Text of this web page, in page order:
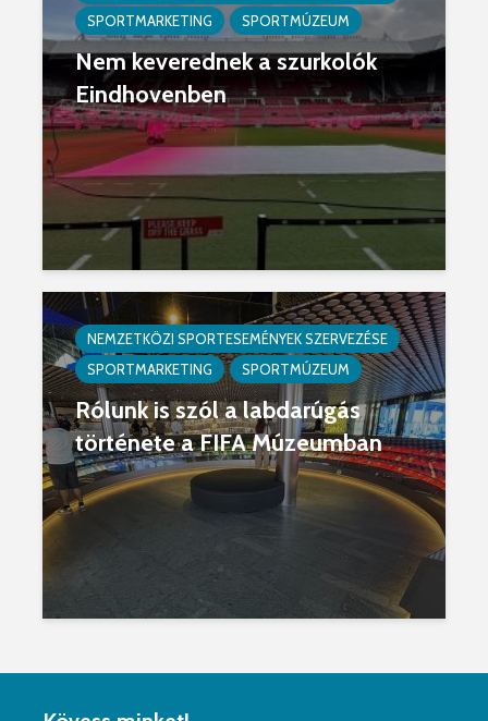
SPORTMARKETING
SPORTMÚZEUM
Nem keverednek a szurkolók
Eindhovenben
NEMZETKÖZI SPORTESEMÉNYEK SZERVEZÉSE
SPORTMARKETING
SPORTMÚZEUM
Rólunk is szól a labdarúgás
története a FIFA Múzeumban